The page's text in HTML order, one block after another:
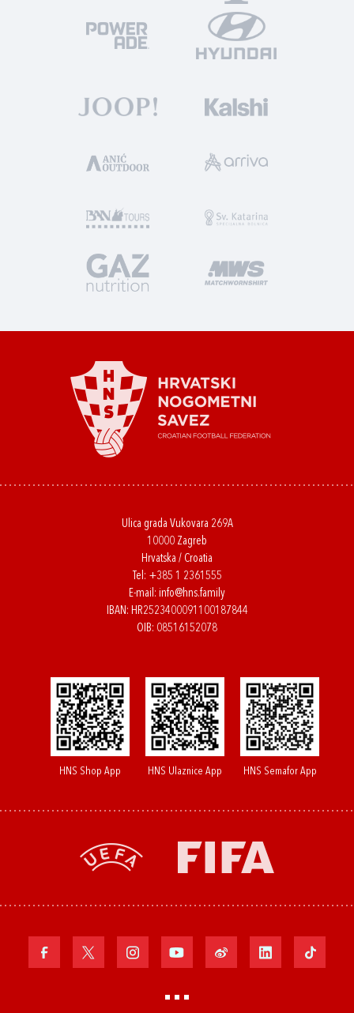
Ulica grada Vukovara 269A
10000 Zagreb
Hrvatska / Croatia
Tel: +385 1 2361555
E-mail: info@hns.family
IBAN: HR2523400091100187844
OIB: 08516152078
HNS Shop App HNS Ulaznice App HNS Semafor App